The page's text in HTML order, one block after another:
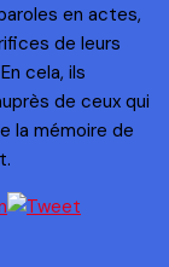
en actes,
de leurs
cela, ils
de ceux qui
la mémoire de